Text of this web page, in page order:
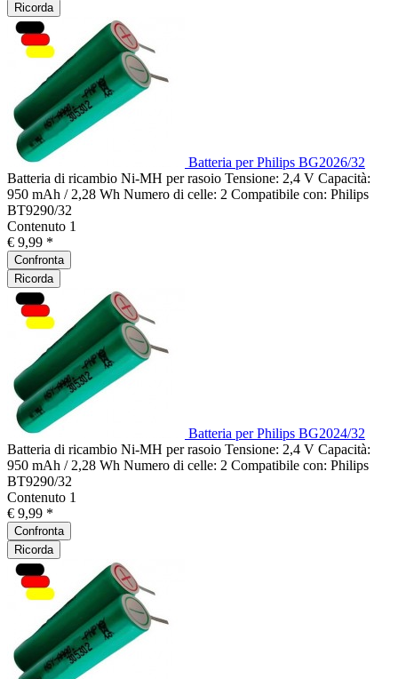
Ricorda
Batteria per Philips BG2026/32
Batteria di ricambio Ni-MH per rasoio Tensione: 2,4 V Capacità:
950 mAh / 2,28 Wh Numero di celle: 2 Compatibile con: Philips
BT9290/32
Contenuto 1
€ 9,99 *
Confronta
Ricorda
Batteria per Philips BG2024/32
Batteria di ricambio Ni-MH per rasoio Tensione: 2,4 V Capacità:
950 mAh / 2,28 Wh Numero di celle: 2 Compatibile con: Philips
BT9290/32
Contenuto 1
€ 9,99 *
Confronta
Ricorda